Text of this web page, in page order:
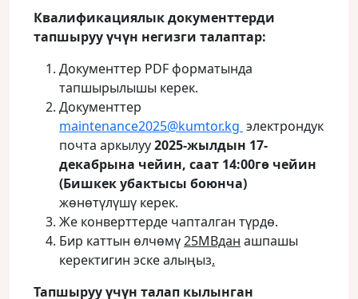
Квалификациялык документтерди
тапшыруу үчүн негизги талаптар:
Документтер PDF форматында
тапшырылышы керек.
Документтер
maintenance2025@kumtor.kg электрондук
почта аркылуу2025-жылдын 17-
декабрына чейин, саат 14:00гө чейин
(Бишкек убактысы боюнча)
жөнөтүлүшү керек.
Же конверттерде чапталган түрдө.
Бир каттын өлчөмү25MBдан ашпашы
керектигин эске алыңыз.
Тапшыруу үчүн талап кылынган